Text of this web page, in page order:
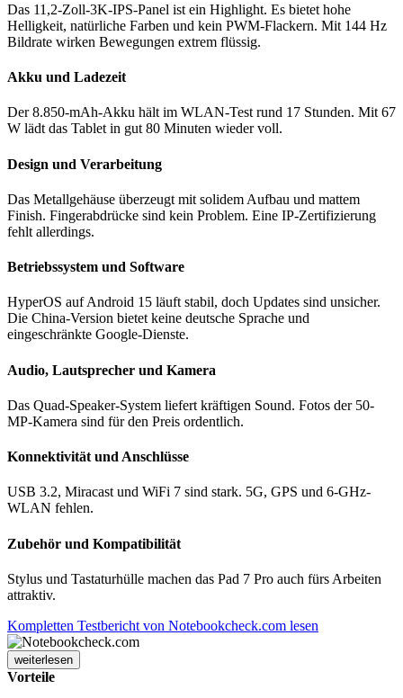
Das 11,2-Zoll-3K-IPS-Panel ist ein Highlight. Es bietet hohe
Helligkeit, natürliche Farben und kein PWM-Flackern. Mit 144 Hz
Bildrate wirken Bewegungen extrem flüssig.
Akku und Ladezeit
Der 8.850-mAh-Akku hält im WLAN-Test rund 17 Stunden. Mit 67
W lädt das Tablet in gut 80 Minuten wieder voll.
Design und Verarbeitung
Das Metallgehäuse überzeugt mit solidem Aufbau und mattem
Finish. Fingerabdrücke sind kein Problem. Eine IP-Zertifizierung
fehlt allerdings.
Betriebssystem und Software
HyperOS auf Android 15 läuft stabil, doch Updates sind unsicher.
Die China-Version bietet keine deutsche Sprache und
eingeschränkte Google-Dienste.
Audio, Lautsprecher und Kamera
Das Quad-Speaker-System liefert kräftigen Sound. Fotos der 50-
MP-Kamera sind für den Preis ordentlich.
Konnektivität und Anschlüsse
USB 3.2, Miracast und WiFi 7 sind stark. 5G, GPS und 6-GHz-
WLAN fehlen.
Zubehör und Kompatibilität
Stylus und Tastaturhülle machen das Pad 7 Pro auch fürs Arbeiten
attraktiv.
Kompletten Testbericht von Notebookcheck.com lesen
weiterlesen
Vorteile